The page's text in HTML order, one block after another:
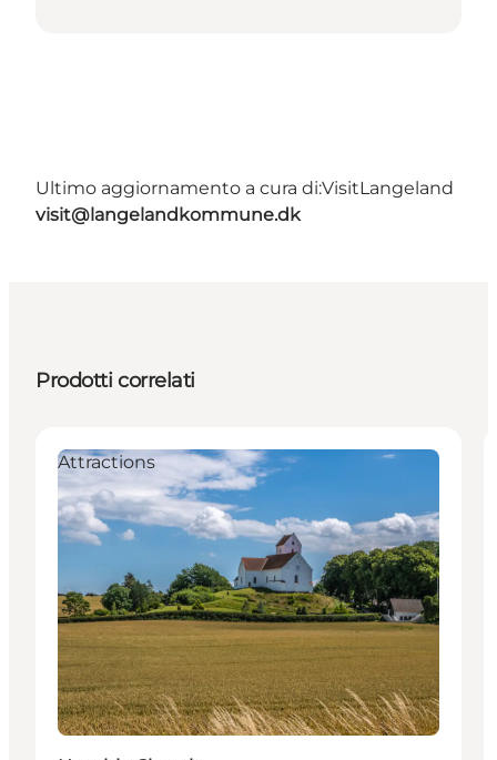
Ultimo aggiornamento a cura di:VisitLangeland
visit@langelandkommune.dk
Prodotti correlati
Attractions